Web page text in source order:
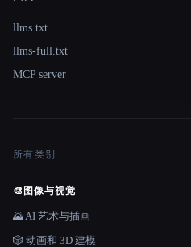
llms.txt
llms-full.txt
MCP server
所有类别
🎨 图像与视觉
🌄 AI 艺术与插画
🎲 动画和 3D 建模